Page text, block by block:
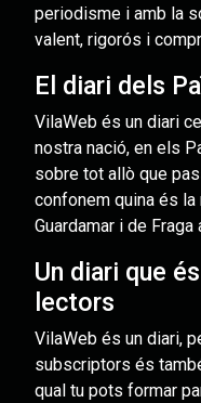
periodisme i amb la
valent, rigorós i
El diari dels
VilaWeb és un diari
nostra nació, en els
sobre tot allò que
confonem quina és
Guardamar i de Fraga
Un diari que
lectors
VilaWeb és un diari,
subscriptors és
qual tu pots formar